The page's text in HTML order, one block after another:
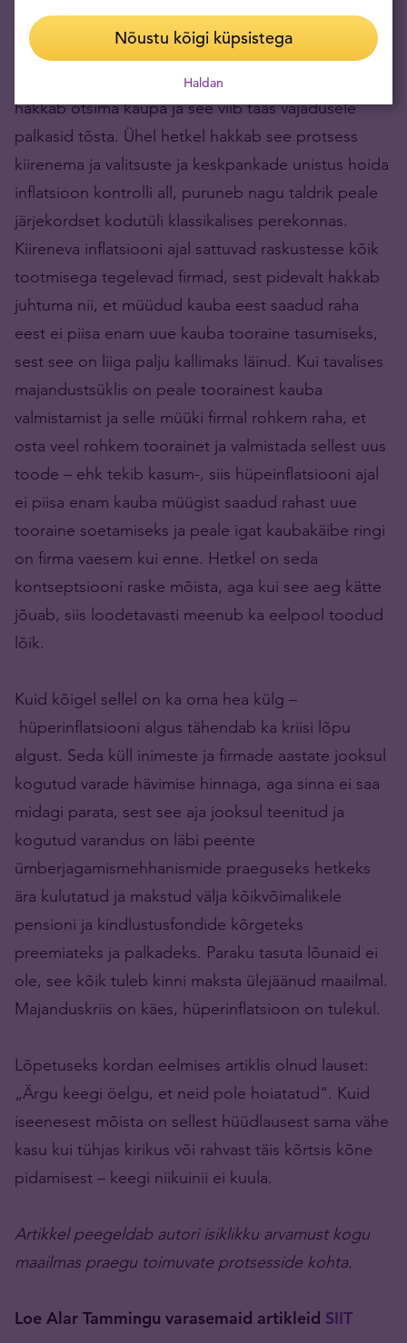
hinnad ja siis on vaja tõsta palku, et inimesed
saaksid hakkama. Palkade tõstmine viib taas
hindade tõusule, sest kogu raha, mis olemas,
hakkab otsima kaupa ja see viib taas vajadusele
palkasid tõsta. Ühel hetkel hakkab see protsess
kiirenema ja valitsuste ja keskpankade unistus hoida
inflatsioon kontrolli all, puruneb nagu taldrik peale
järjekordset kodutüli klassikalises perekonnas.
Kiireneva inflatsiooni ajal sattuvad raskustesse kõik
tootmisega tegelevad firmad, sest pidevalt hakkab
juhtuma nii, et müüdud kauba eest saadud raha
eest ei piisa enam uue kauba tooraine tasumiseks,
sest see on liiga palju kallimaks läinud. Kui tavalises
majandustsüklis on peale toorainest kauba
valmistamist ja selle müüki firmal rohkem raha, et
osta veel rohkem toorainet ja valmistada sellest uus
toode – ehk tekib kasum-, siis hüpeinflatsiooni ajal
ei piisa enam kauba müügist saadud rahast uue
tooraine soetamiseks ja peale igat kaubakäibe ringi
on firma vaesem kui enne. Hetkel on seda
kontseptsiooni raske mõista, aga kui see aeg kätte
jõuab, siis loodetavasti meenub ka eelpool toodud
lõik.
Kuid kõigel sellel on ka oma hea külg –
hüperinflatsiooni algus tähendab ka kriisi lõpu
algust. Seda küll inimeste ja firmade aastate jooksul
kogutud varade hävimise hinnaga, aga sinna ei saa
midagi parata, sest see aja jooksul teenitud ja
kogutud varandus on läbi peente
ümberjagamismehhanismide praeguseks hetkeks
ära kulutatud ja makstud välja kõikvõimalikele
pensioni ja kindlustusfondide kõrgeteks
preemiateks ja palkadeks. Paraku tasuta lõunaid ei
ole, see kõik tuleb kinni maksta ülejäänud maailmal.
Majanduskriis on käes, hüperinflatsioon on tulekul.
Lõpetuseks kordan eelmises artiklis olnud lauset:
„Ärgu keegi öelgu, et neid pole hoiatatud“. Kuid
iseenesest mõista on sellest hüüdlausest sama vähe
kasu kui tühjas kirikus või rahvast täis kõrtsis kõne
pidamisest – keegi niikuinii ei kuula.
Artikkel peegeldab autori isiklikku arvamust kogu
maailmas praegu toimuvate protsesside kohta.
Loe Alar Tammingu varasemaid artikleid SIIT
Nõustu kõigi küpsistega
Haldan